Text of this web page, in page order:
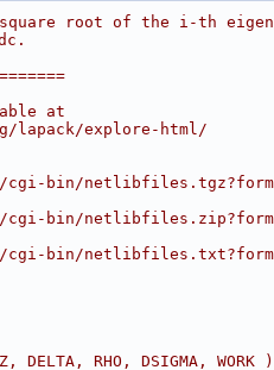
square root of the i-th
at
explore-html/
bin/
bin/
bin/
RHO, DSIGMA, WORK )